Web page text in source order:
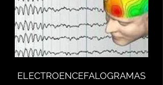
ELECTROENCEFALOGRAMAS